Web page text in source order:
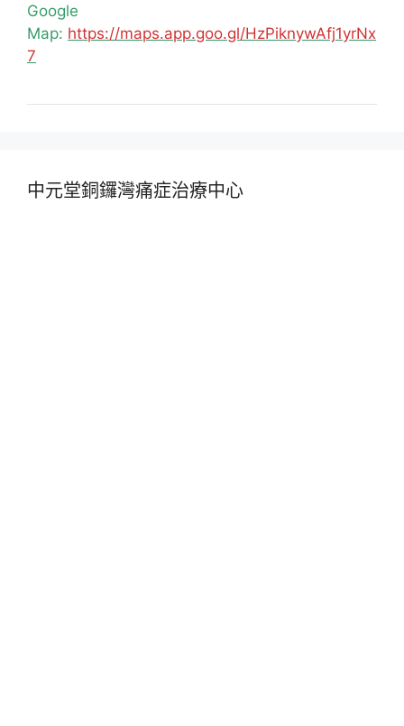
Google
Map: https://maps.app.goo.gl/HzPiknywAfj1yrNx
7
中元堂銅鑼灣痛症治療中心